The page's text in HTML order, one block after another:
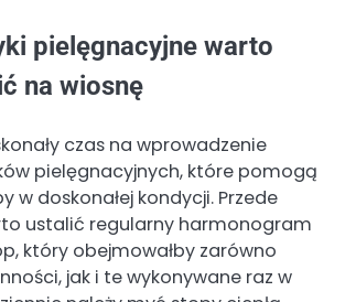
pielęgnacyjne warto
na wiosnę
czas na wprowadzenie
pielęgnacyjnych, które pomogą
w doskonałej kondycji. Przede
ustalić regularny harmonogram
który obejmowałby zarówno
jak i te wykonywane raz w